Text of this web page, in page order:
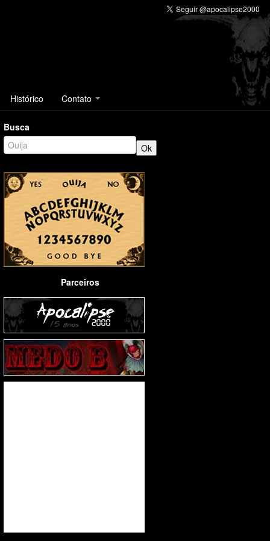
Histórico Contato
Busca
Parceiros